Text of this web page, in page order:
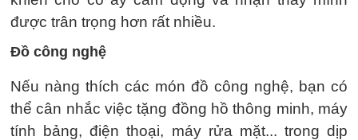
được trân trọng hơn rất nhiều.
Đồ công nghệ
Nếu nàng thích các món đồ công nghệ, bạn có
thể cân nhắc việc tặng đồng hồ thông minh, máy
tính bảng, điện thoại, máy rửa mặt... trong dịp